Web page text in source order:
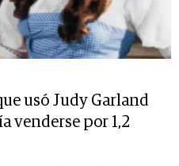
usó Judy Garland
venderse por 1,2